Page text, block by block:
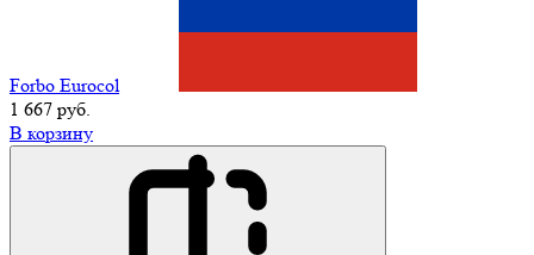
Forbo Eurocol
1 667 руб.
В корзину